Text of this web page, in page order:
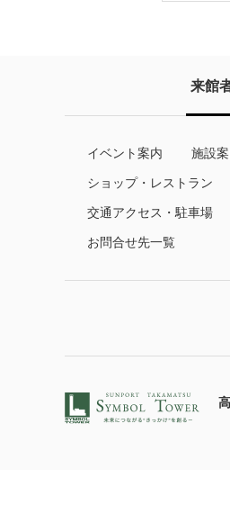
来館
イベント案内 施設
ショップ・レストラン
交通アクセス・駐車場
お問合せ先一覧